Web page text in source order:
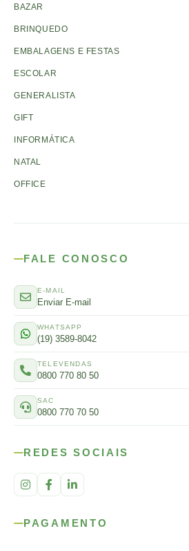
BAZAR
BRINQUEDO
EMBALAGENS E FESTAS
ESCOLAR
GENERALISTA
GIFT
INFORMÁTICA
NATAL
OFFICE
FALE CONOSCO
E-MAIL
Enviar E-mail
WHATSAPP
(19) 3589-8042
TELEVENDAS
0800 770 80 50
SAC
0800 770 70 50
REDES SOCIAIS
PAGAMENTO